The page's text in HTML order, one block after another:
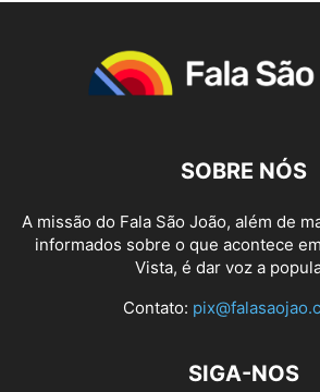
SOBRE NÓS
A missão do Fala São João, além de
informados sobre o que acontece
Vista, é dar voz a
Contato:
SIGA-NOS